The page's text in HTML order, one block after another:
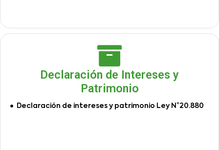
Declaración de Intereses y
Patrimonio
Declaración de intereses y patrimonio Ley N°20.880